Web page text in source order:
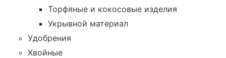
Торфяные и кокосовые изделия
Укрывной материал
Удобрения
Хвойные